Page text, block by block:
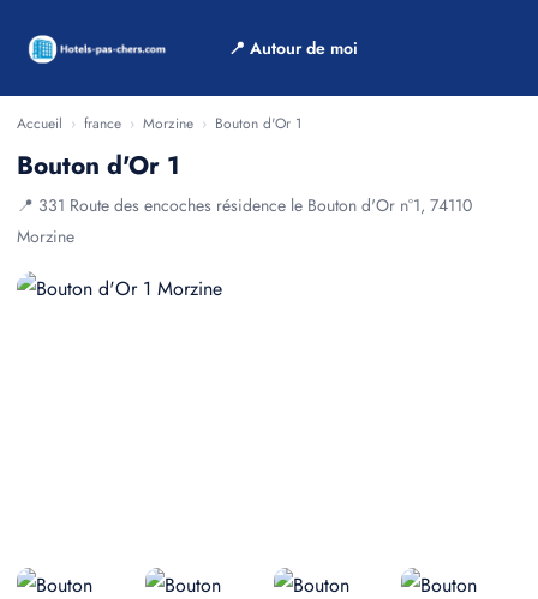
📍 Autour de moi
Accueil › france › Morzine › Bouton d'Or 1
Bouton d'Or 1
📍 331 Route des encoches résidence le Bouton d'Or n°1, 74110
Morzine